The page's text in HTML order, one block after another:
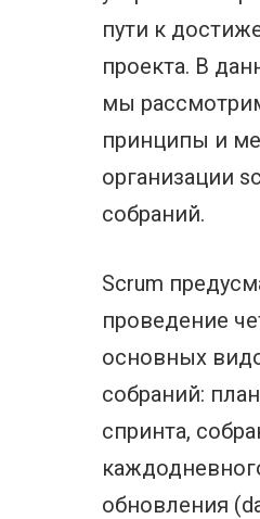
пути к
проекта. В
мы
принципы и
организации
собраний.
Scrum
проведение
основных
собраний:
спринта,
обновления